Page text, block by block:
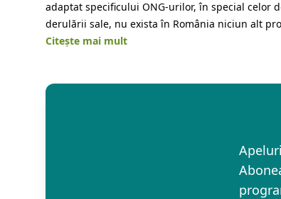
adaptat specificului ONG-urilor, în special celor
derulării sale, nu exista în România niciun alt
Citește mai mult